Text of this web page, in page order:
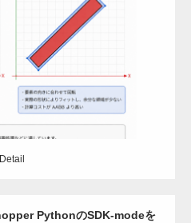
アドイン C#
Detail
PythonのSDK-modeを